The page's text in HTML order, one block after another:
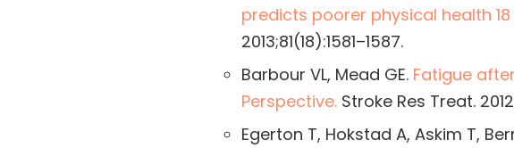
predicts poorer physical health
2013;81(18):1581–1587.
Barbour VL, Mead GE. Fatigue
Perspective. Stroke Res Treat.
Egerton T, Hokstad A, Askim T,